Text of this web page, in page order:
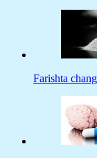
Farishta